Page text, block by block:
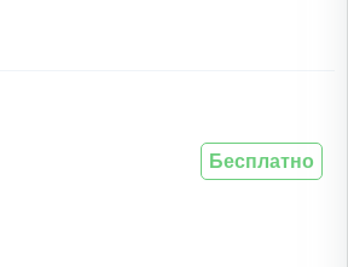
Бесплатно